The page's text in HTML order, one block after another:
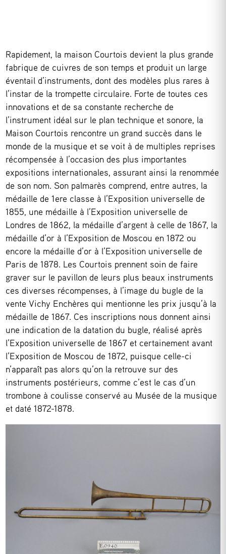
Rapidement, la maison Courtois devient la plus grande
fabrique de cuivres de son temps et produit un large
éventail d’instruments, dont des modèles plus rares à
l’instar de la trompette circulaire. Forte de toutes ces
innovations et de sa constante recherche de
l’instrument idéal sur le plan technique et sonore, la
Maison Courtois rencontre un grand succès dans le
monde de la musique et se voit à de multiples reprises
récompensée à l’occasion des plus importantes
expositions internationales, assurant ainsi la renommée
de son nom. Son palmarès comprend, entre autres, la
médaille de 1ere classe à l’Exposition universelle de
1855, une médaille à l’Exposition universelle de
Londres de 1862, la médaille d’argent à celle de 1867, la
médaille d’or à l’Exposition de Moscou en 1872 ou
encore la médaille d’or à l’Exposition universelle de
Paris de 1878. Les Courtois prennent soin de faire
graver sur le pavillon de leurs plus beaux instruments
ces diverses récompenses, à l’image du bugle de la
vente Vichy Enchères qui mentionne les prix jusqu’à la
médaille de 1867. Ces inscriptions nous donnent ainsi
une indication de la datation du bugle, réalisé après
l’Exposition universelle de 1867 et certainement avant
l’Exposition de Moscou de 1872, puisque celle-ci
n’apparaît pas alors qu’on la retrouve sur des
instruments postérieurs, comme c’est le cas d’un
trombone à coulisse conservé au Musée de la musique
et daté 1872-1878.